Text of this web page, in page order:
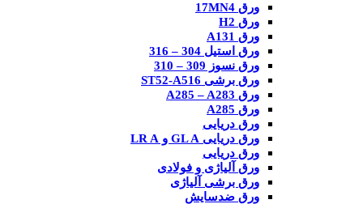
ورق 17MN4
ورق H2
ورق A131
ورق استیل 304 – 316
ورق نسوز 309 – 310
ورق برشی ST52-A516
ورق A285 – A283
ورق A285
ورق دریایی
ورق دریایی GL A و LR A
ورق دریایی
ورق آلیاژی و فولادی
ورق برشی آلیاژی
ورق ضدسایش